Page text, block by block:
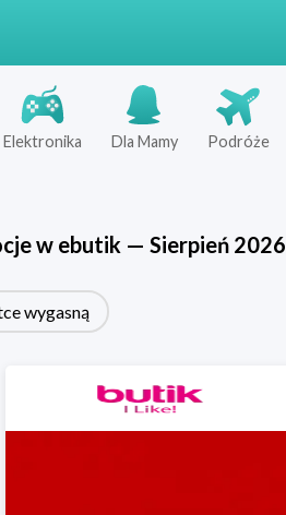
Elektronika Dla Mamy Podróże
w ebutik — Sierpień 2026
wygasną